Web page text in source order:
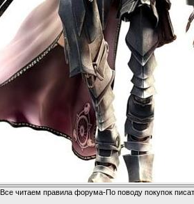
Все читаем правила форума-По поводу покупок